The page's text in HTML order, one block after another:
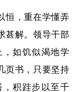
，重在学懂弄
甚解。领导干部
如饥似渴地学
页书，只要坚持
积跬步以至千